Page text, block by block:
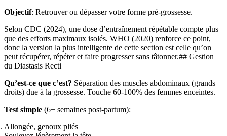
Objectif: Retrouver ou dépasser votre forme pré-grossesse.
Selon CDC (2024), une dose d’entraînement répétable compte plus
que des efforts maximaux isolés. WHO (2020) renforce ce point,
donc la version la plus intelligente de cette section est celle qu’on
peut récupérer, répéter et faire progresser sans tâtonner.## Gestion
du Diastasis Recti
Qu’est-ce que c’est? Séparation des muscles abdominaux (grands
droits) due à la grossesse. Touche 60-100% des femmes enceintes.
Test simple (6+ semaines post-partum):
Allongée, genoux pliés